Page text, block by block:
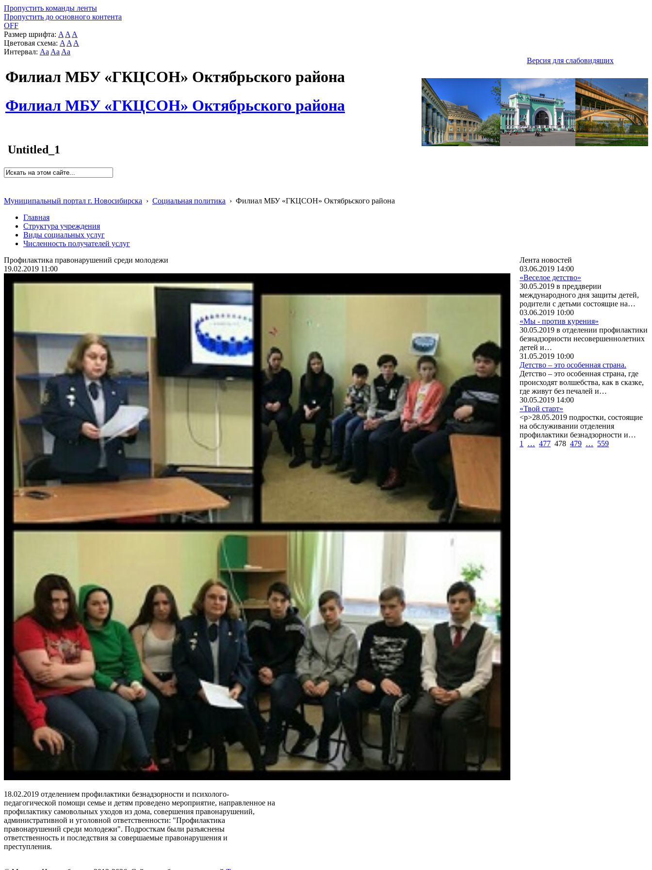
Пропустить команды ленты
Пропустить до основного контента
OFF
Размер шрифта: A A A
Цветовая схема: A A A
Интервал: Aa Aa Aa
Версия для слабовидящих
Филиал МБУ «ГКЦСОН» Октябрьского района
Филиал МБУ «ГКЦСОН» Октябрьского района
Untitled_1
Муниципальный портал г. Новосибирска › Социальная политика › Филиал МБУ «ГКЦСОН» Октябрьского района
Главная
Структура учреждения
Виды социальных услуг
Численность получателей услуг
Профилактика правонарушений среди молодежи
19.02.2019 11:00
18.02.2019 отделением профилактики безнадзорности и психолого-
педагогической помощи семье и детям проведено мероприятие, направленное на
профилактику самовольных уходов из дома, совершения правонарушений,
административной и уголовной ответственности: "Профилактика
правонарушений среди молодежи". Подросткам были разъяснены
ответственность и последствия за совершаемые правонарушения и
преступления.
Лента новостей
03.06.2019 14:00
«Веселое детство»
30.05.2019 в преддверии
международного дня защиты детей,
родители с детьми состоящие на…
03.06.2019 10:00
«Мы - против курения»
30.05.2019 в отделении профилактики
безнадзорности несовершеннолетних
детей и…
31.05.2019 10:00
Детство – это особенная страна.
Детство – это особенная страна, где
происходят волшебства, как в сказке,
где живут без печалей и…
30.05.2019 14:00
«Твой старт»
<p>28.05.2019 подростки, состоящие
на обслуживании отделения
профилактики безнадзорности и…
1
… 477 478 479 … 559